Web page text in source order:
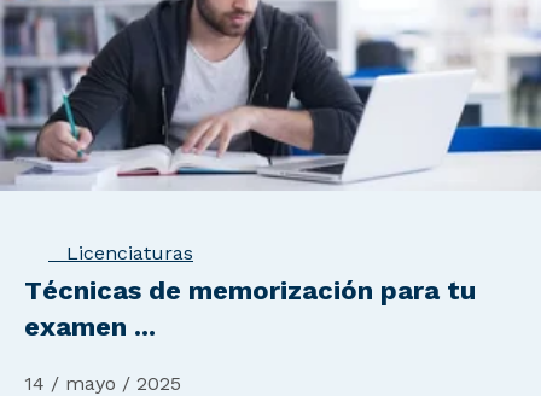
Licenciaturas
Técnicas de memorización para tu
examen ...
14 / mayo / 2025